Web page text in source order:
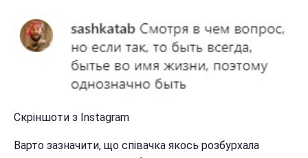
Скріншоти з Instagram
Варто зазначити, що співачка якось розбурхала